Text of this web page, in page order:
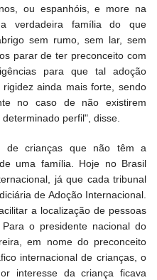
ou espanhóis, e more na
verdadeira família do que
sem rumo, sem lar, sem
parar de ter preconceito com
para que tal adoção
ainda mais forte, sendo
no caso de não existirem
perfil", disse.
de crianças que não têm a
uma família. Hoje no Brasil
já que cada tribunal
de Adoção Internacional.
a localização de pessoas
o presidente nacional do
em nome do preconceito
internacional de crianças, o
interesse da criança ficava